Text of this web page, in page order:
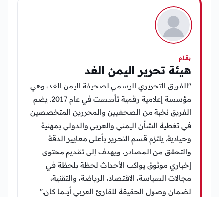
بقلم
هيئة تحرير اليمن الغد
"الفريق التحريري الرسمي لصحيفة اليمن الغد، وهي
مؤسسة إعلامية رقمية تأسست في عام 2017. يضم
الفريق نخبة من الصحفيين والمحررين المتخصصين
في تغطية الشأن اليمني والعربي والدولي بمهنية
وحيادية. يلتزم قسم التحرير بأعلى معايير الدقة
والتحقق من المصادر، ويهدف إلى تقديم محتوى
إخباري موثوق يواكب الأحداث لحظة بلحظة في
مجالات السياسة، الاقتصاد، الرياضة، والتقنية،
لضمان وصول الحقيقة للقارئ العربي أينما كان."